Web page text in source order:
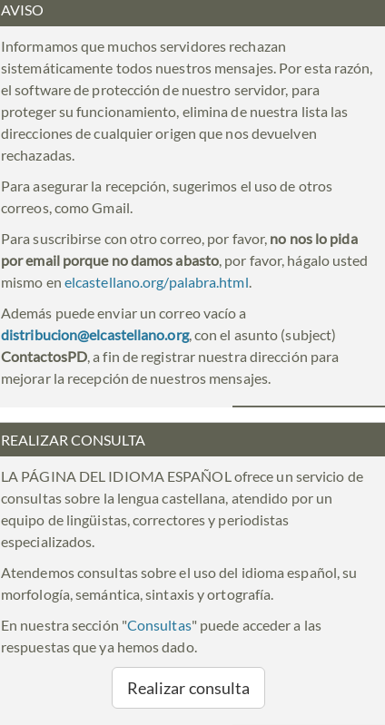
AVISO
Informamos que muchos servidores rechazan
sistemáticamente todos nuestros mensajes. Por esta razón,
el software de protección de nuestro servidor, para
proteger su funcionamiento, elimina de nuestra lista las
direcciones de cualquier origen que nos devuelven
rechazadas.
Para asegurar la recepción, sugerimos el uso de otros
correos, como Gmail.
Para suscribirse con otro correo, por favor, no nos lo pida
por email porque no damos abasto, por favor, hágalo usted
mismo en elcastellano.org/palabra.html.
Además puede enviar un correo vacío a
distribucion@elcastellano.org, con el asunto (subject)
ContactosPD, a fin de registrar nuestra dirección para
mejorar la recepción de nuestros mensajes.
REALIZAR CONSULTA
LA PÁGINA DEL IDIOMA ESPAÑOL ofrece un servicio de
consultas sobre la lengua castellana, atendido por un
equipo de lingüistas, correctores y periodistas
especializados.
Atendemos consultas sobre el uso del idioma español, su
morfología, semántica, sintaxis y ortografía.
En nuestra sección "Consultas" puede acceder a las
respuestas que ya hemos dado.
Realizar consulta